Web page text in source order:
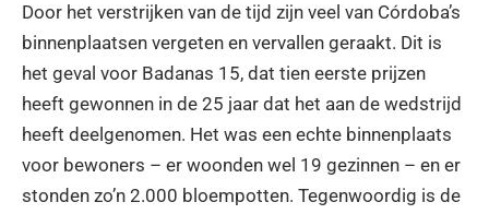
Door het verstrijken van de tijd zijn veel van Córdoba’s
binnenplaatsen vergeten en vervallen geraakt. Dit is
het geval voor Badanas 15, dat tien eerste prijzen
heeft gewonnen in de 25 jaar dat het aan de wedstrijd
heeft deelgenomen. Het was een echte binnenplaats
voor bewoners – er woonden wel 19 gezinnen – en er
stonden zo’n 2.000 bloempotten. Tegenwoordig is de